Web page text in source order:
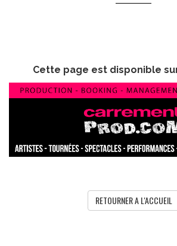
Cette page est disponible
RETOURNER A L'ACCUEIL